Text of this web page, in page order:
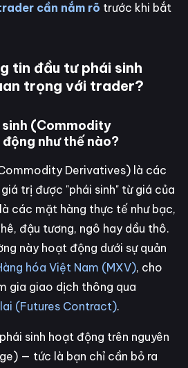
cần nắm rõ trước khi bắt
tin đầu tư phái sinh
trọng với trader?
sinh (Commodity
như thế nào?
Derivatives) là các
trị được "phái sinh" từ giá của
các mặt hàng thực tế như bạc,
đậu tương, ngô hay dầu thô.
này hoạt động dưới sự quản
hóa Việt Nam (MXV), cho
gia giao dịch thông qua
(Futures Contract).
sinh hoạt động trên nguyên
— tức là bạn chỉ cần bỏ ra